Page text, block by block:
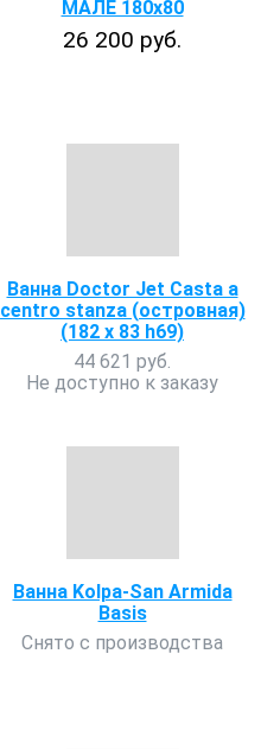
МАЛЕ 180х80
26 200 руб.
Ванна Doctor Jet Casta a
centro stanza (островная)
(182 х 83 h69)
44 621 руб.
Не доступно к заказу
Ванна Kolpa-San Armida
Basis
Снято с производства